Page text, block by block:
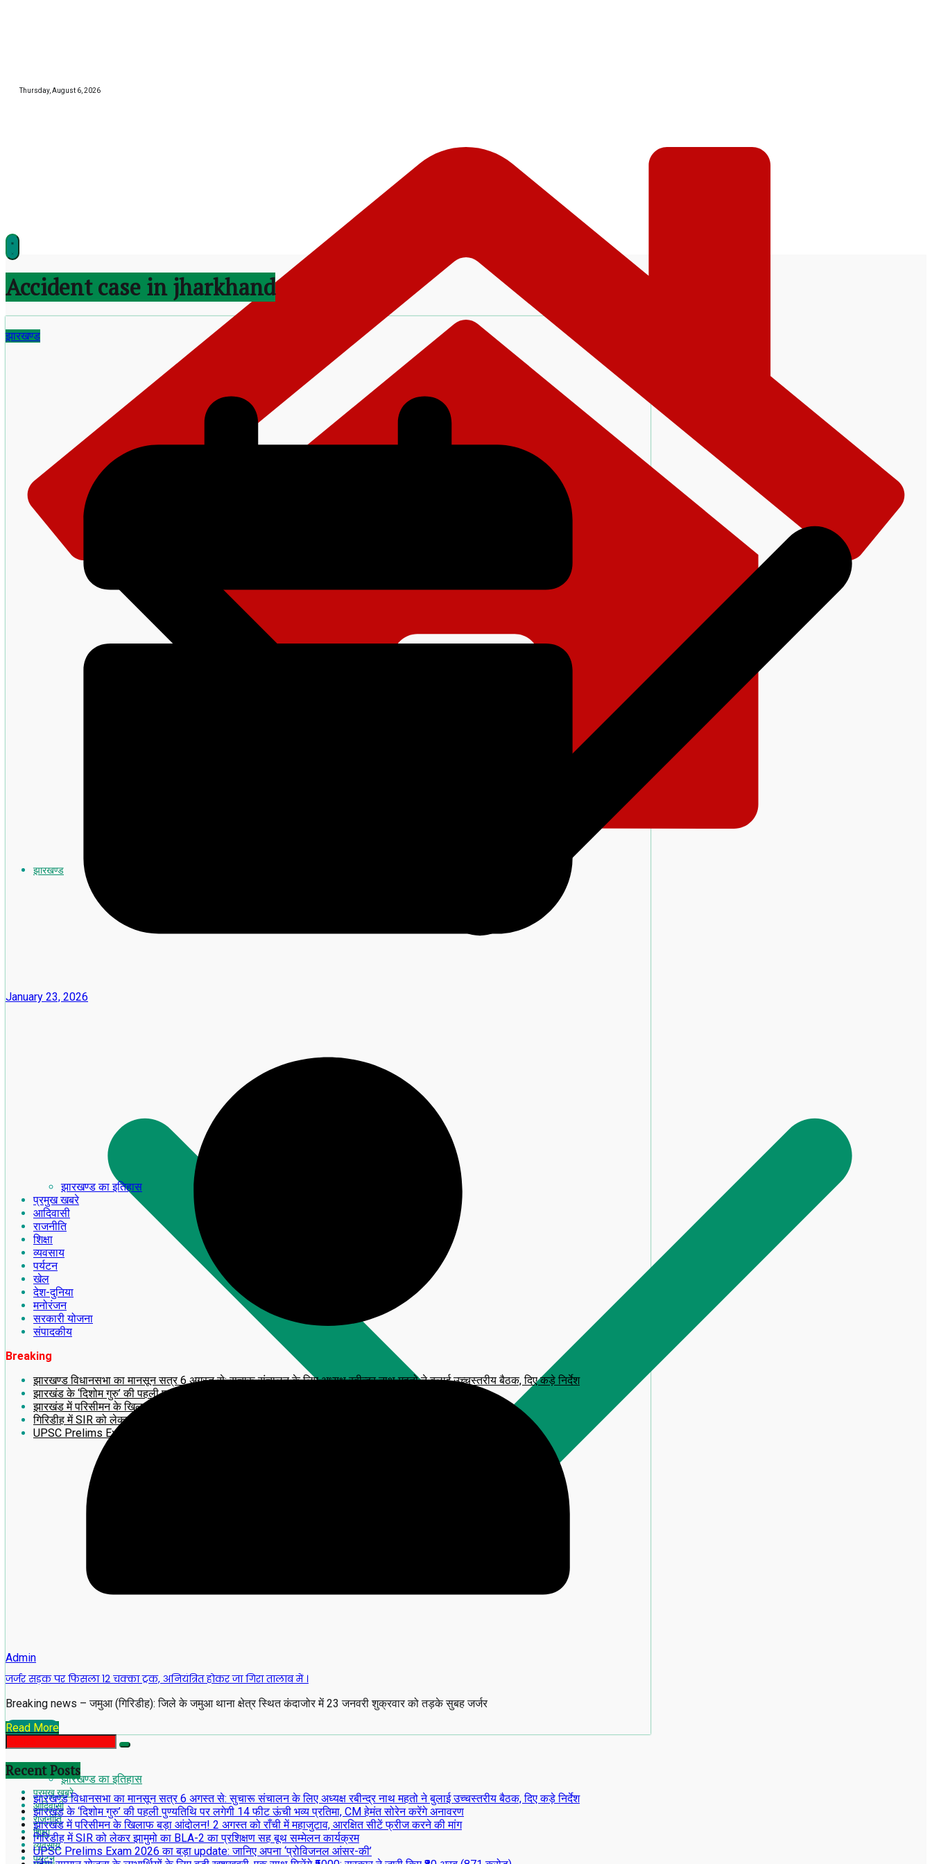
Thursday, August 6, 2026
झारखण्ड
झारखण्ड का इतिहास
प्रमुख खबरे
आदिवासी
राजनीति
शिक्षा
व्यवसाय
पर्यटन
झारखण्ड
झारखण्ड का इतिहास
प्रमुख खबरे
आदिवासी
राजनीति
शिक्षा
व्यवसाय
पर्यटन
खेल
देश-दुनिया
मनोरंजन
सरकारी योजना
संपादकीय
Breaking
झारखण्ड विधानसभा का मानसून सत्र 6 अगस्त से: सुचारू संचालन के लिए अध्यक्ष रबीन्द्र नाथ महतो ने बुलाई उच्चस्तरीय बैठक, दिए कड़े निर्देश
झारखंड के ‘दिशोम गुरु’ की पहली पुण्यतिथि पर लगेगी 14 फीट ऊंची भव्य प्रतिमा, CM हेमंत सोरेन करेंगे अनावरण
झारखंड में परिसीमन के खिलाफ बड़ा आंदोलन! 2 अगस्त को राँची में महाजुटाव, आरक्षित सीटें फ्रीज करने की मांग
गिरिडीह में SIR को लेकर झामुमो का BLA-2 का प्रशिक्षण सह बूथ सम्मेलन कार्यक्रम
UPSC Prelims Exam 2026 का बड़ा update: जानिए अपना ‘प्रोविजनल आंसर-की’
Accident case in jharkhand
झारखण्ड
January 23, 2026
Admin
जर्जर सड़क पर फिसला 12 चक्का ट्रक, अनियंत्रित होकर जा गिरा तालाब में ।
Breaking news – जमुआ (गिरिडीह): जिले के जमुआ थाना क्षेत्र स्थित कंदाजोर में 23 जनवरी शुक्रवार को तड़के सुबह जर्जर
Read More
Recent Posts
झारखण्ड विधानसभा का मानसून सत्र 6 अगस्त से: सुचारू संचालन के लिए अध्यक्ष रबीन्द्र नाथ महतो ने बुलाई उच्चस्तरीय बैठक, दिए कड़े निर्देश
झारखंड के ‘दिशोम गुरु’ की पहली पुण्यतिथि पर लगेगी 14 फीट ऊंची भव्य प्रतिमा, CM हेमंत सोरेन करेंगे अनावरण
झारखंड में परिसीमन के खिलाफ बड़ा आंदोलन! 2 अगस्त को राँची में महाजुटाव, आरक्षित सीटें फ्रीज करने की मांग
गिरिडीह में SIR को लेकर झामुमो का BLA-2 का प्रशिक्षण सह बूथ सम्मेलन कार्यक्रम
UPSC Prelims Exam 2026 का बड़ा update: जानिए अपना ‘प्रोविजनल आंसर-की’